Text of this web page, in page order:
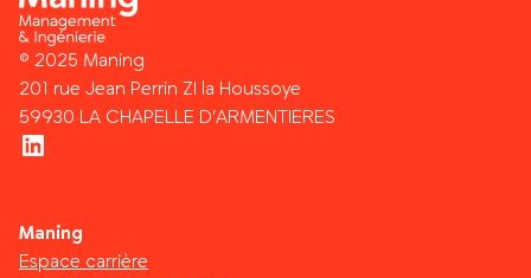
© 2025 Maning
201 rue Jean Perrin ZI la Houssoye
59930 LA CHAPELLE D’ARMENTIERES
LinkedIn
Maning
Espace carrière